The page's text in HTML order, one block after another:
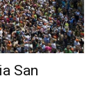
San